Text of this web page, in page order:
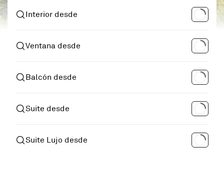
Interior desde
Ventana desde
Balcón desde
Suite desde
Suite Lujo desde